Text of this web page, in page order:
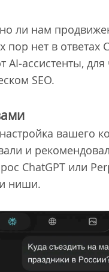
ли нам
пор нет в
SEO.
вашего
и
ChatGPT или
ниши.